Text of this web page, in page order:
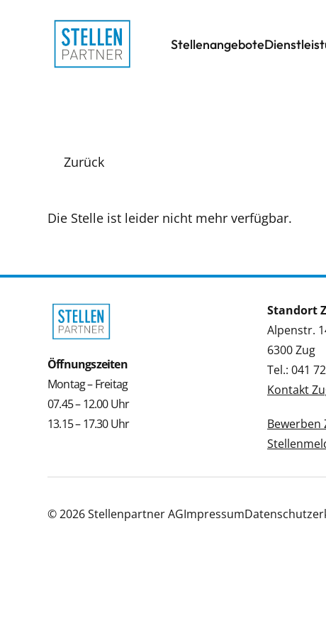
Stellenangebote
Zurück
Die Stelle ist leider nicht mehr verfügbar.
Öffnungszeiten
Montag – Freitag
07.45 – 12.00 Uhr
13.15 – 17.30 Uhr
Standort
Alpenstr.
6300 Zug
Tel.: 041
Kontakt
Bewerben
© 2026 Stellenpartner AGImpressum